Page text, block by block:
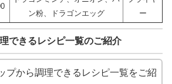
ン粉、ドラゴンエッグ
ー
できるレシピ一覧のご紹介
プから調理できるレシピ一覧をご紹